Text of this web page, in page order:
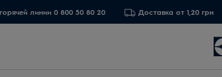
линии 0 800 50 80 20 Доставка от 1,20 грн